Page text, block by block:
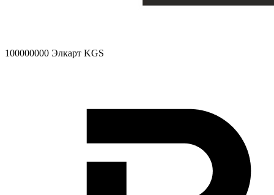
100000000 Элкарт KGS